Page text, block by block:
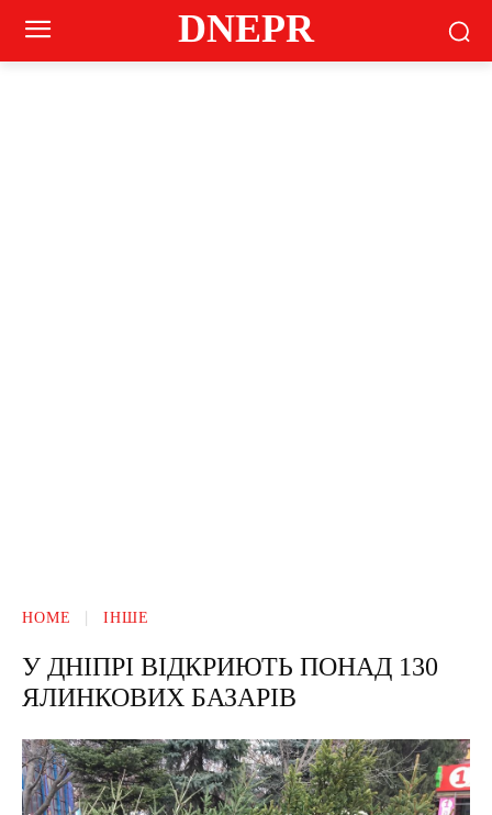
DNEPR
HOME ІНШЕ
У ДНІПРІ ВІДКРИЮТЬ ПОНАД 130
ЯЛИНКОВИХ БАЗАРІВ